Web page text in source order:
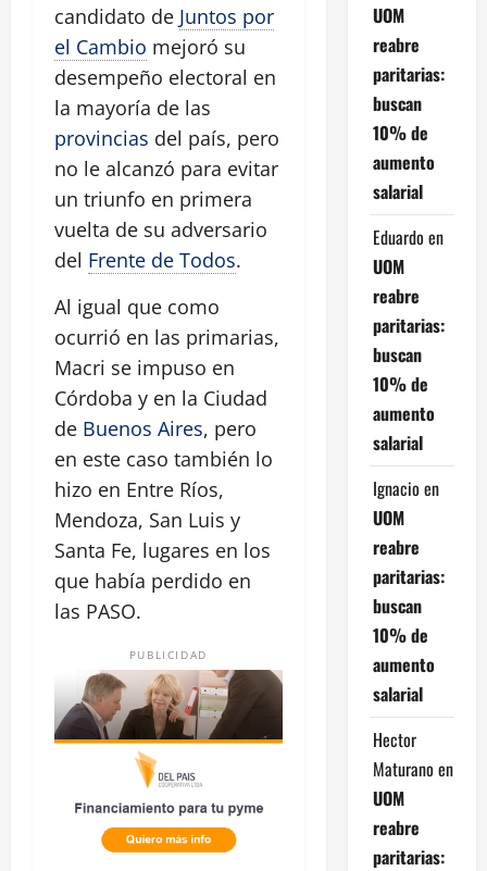
candidato de Juntos por
el Cambio mejoró su
desempeño electoral en
la mayoría de las
provincias del país, pero
no le alcanzó para evitar
un triunfo en primera
vuelta de su adversario
del Frente de Todos.
Al igual que como
ocurrió en las primarias,
Macri se impuso en
Córdoba y en la Ciudad
de Buenos Aires, pero
en este caso también lo
hizo en Entre Ríos,
Mendoza, San Luis y
Santa Fe, lugares en los
que había perdido en
las PASO.
PUBLICIDAD
UOM
reabre
paritarias:
buscan
10% de
aumento
salarial
Eduardo en
UOM
reabre
paritarias:
buscan
10% de
aumento
salarial
Ignacio en
UOM
reabre
paritarias:
buscan
10% de
aumento
salarial
Hector
Maturano en
UOM
reabre
paritarias: